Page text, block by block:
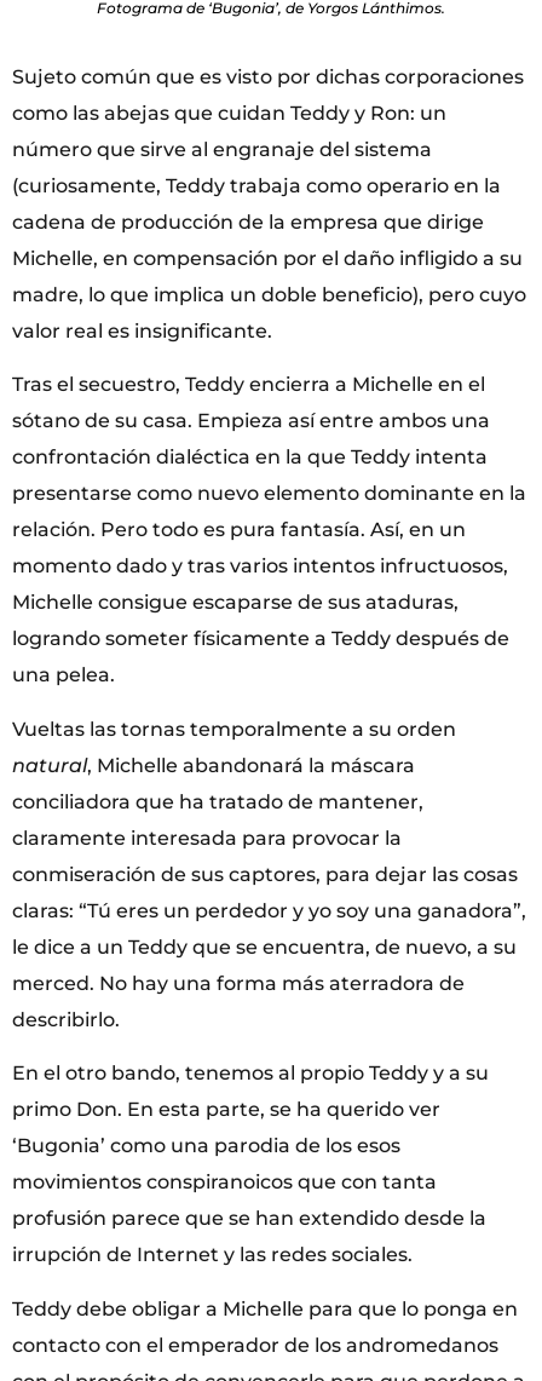
Fotograma de ‘Bugonia’, de Yorgos Lánthimos.
Sujeto común que es visto por dichas corporaciones
como las abejas que cuidan Teddy y Ron: un
número que sirve al engranaje del sistema
(curiosamente, Teddy trabaja como operario en la
cadena de producción de la empresa que dirige
Michelle, en compensación por el daño infligido a su
madre, lo que implica un doble beneficio), pero cuyo
valor real es insignificante.
Tras el secuestro, Teddy encierra a Michelle en el
sótano de su casa. Empieza así entre ambos una
confrontación dialéctica en la que Teddy intenta
presentarse como nuevo elemento dominante en la
relación. Pero todo es pura fantasía. Así, en un
momento dado y tras varios intentos infructuosos,
Michelle consigue escaparse de sus ataduras,
logrando someter físicamente a Teddy después de
una pelea.
Vueltas las tornas temporalmente a su orden
natural, Michelle abandonará la máscara
conciliadora que ha tratado de mantener,
claramente interesada para provocar la
conmiseración de sus captores, para dejar las cosas
claras: “Tú eres un perdedor y yo soy una ganadora”,
le dice a un Teddy que se encuentra, de nuevo, a su
merced. No hay una forma más aterradora de
describirlo.
En el otro bando, tenemos al propio Teddy y a su
primo Don. En esta parte, se ha querido ver
‘Bugonia’ como una parodia de los esos
movimientos conspiranoicos que con tanta
profusión parece que se han extendido desde la
irrupción de Internet y las redes sociales.
Teddy debe obligar a Michelle para que lo ponga en
contacto con el emperador de los andromedanos